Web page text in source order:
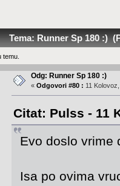
Tema: Runner Sp 180 :)
temu.
Odg: Runner Sp 180 :)
« Odgovori #80 : 11
Citat: Pulss - 11
Evo doslo vrime
Isa po ovima